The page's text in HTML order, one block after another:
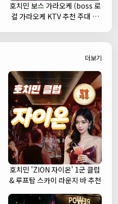
호치민 보스 가라오케 (boss 로
컬 가라오케 KTV 추천 주대 예
더보기
호치민 'ZION 자이온' 1군 클럽
& 루프탑 스카이 라운지 바 추천